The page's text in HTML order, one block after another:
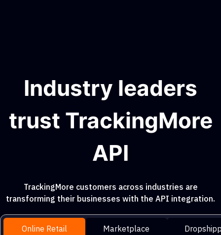
Industry leaders
trust TrackingMore
API
TrackingMore customers across industries are
transforming their businesses with the API integration.
Online Retail Marketplace